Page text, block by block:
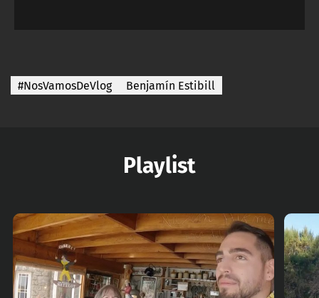
#NosVamosDeVlog Benjamín Estibill
Playlist